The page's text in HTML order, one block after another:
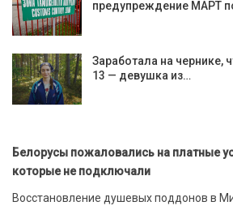
предупреждение МАРТ
Заработала на чернике,
13 — девушка из…
Белорусы пожаловались на платные
которые не подключали
Восстановление душевых поддонов в